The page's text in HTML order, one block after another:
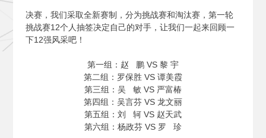
决赛，我们采取全新赛制，分为挑战赛和淘汰赛，第一轮
挑战赛12个人抽签决定自己的对手，让我们一起来回顾一
下12强风采吧！
第一组：赵 鹏 VS 黎 宇
第二组：罗保胜 VS 谭美霞
第三组：吴 敏 VS 严富椿
第四组：吴言芬 VS 龙文丽
第五组：刘 轲 VS 赵天武
第六组：杨政芬 VS 罗 珍